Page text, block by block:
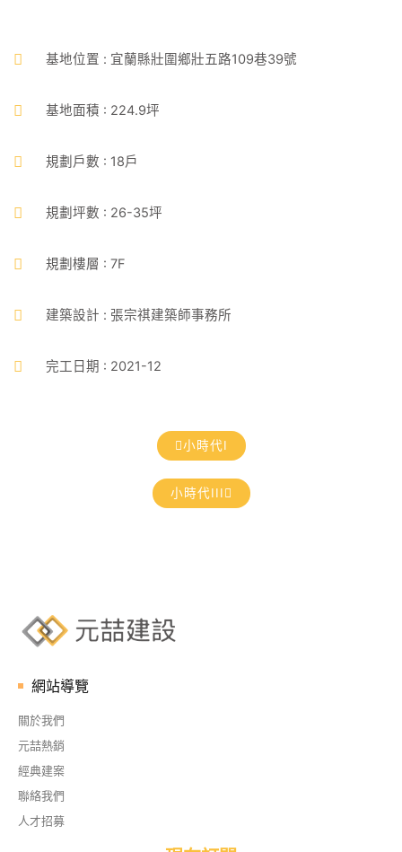
基地位置 : 宜蘭縣壯圍鄉壯五路109巷39號
基地面積 : 224.9坪
規劃戶數 : 18戶
規劃坪數 : 26-35坪
規劃樓層 : 7F
建築設計 : 張宗祺建築師事務所
完工日期 : 2021-12
小時代Ⅰ
小時代ⅠⅠⅠ
網站導覽
關於我們
元喆熱銷
經典建案
聯絡我們
人才招募